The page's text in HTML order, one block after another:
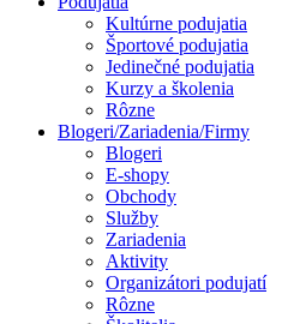
Kultúrne podujatia
Športové podujatia
Jedinečné podujatia
Kurzy a školenia
Rôzne
Blogeri/Zariadenia/Firmy
Blogeri
E-shopy
Obchody
Služby
Zariadenia
Aktivity
Organizátori podujatí
Rôzne